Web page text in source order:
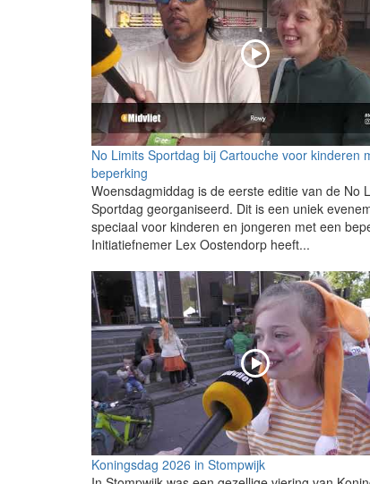
No Limits Sportdag bij Cartouche voor kinderen
beperking
Woensdagmiddag is de eerste editie van de No
Sportdag georganiseerd. Dit is een uniek
speciaal voor kinderen en jongeren met een
Initiatiefnemer Lex Oostendorp heeft...
Koningsdag 2026 in Stompwijk